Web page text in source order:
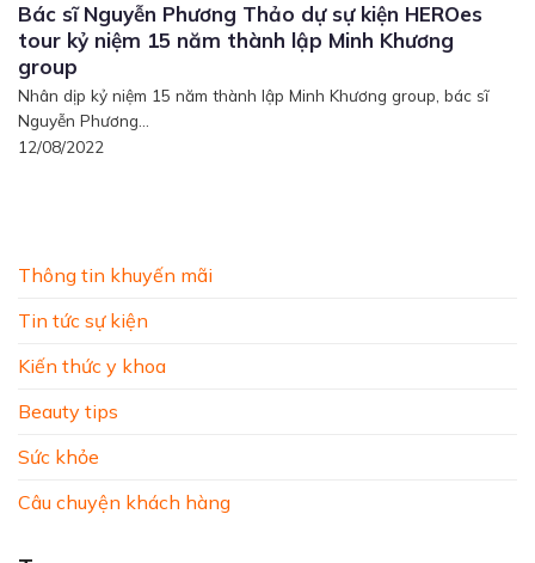
Thông tin khuyến mãi
Tin tức sự kiện
Kiến thức y khoa
Beauty tips
Sức khỏe
Câu chuyện khách hàng
Bác sĩ Nguyễn Phương Thảo dự sự kiện HEROes
tour kỷ niệm 15 năm thành lập Minh Khương
group
Nhân dịp kỷ niệm 15 năm thành lập Minh Khương group, bác sĩ
Nguyễn Phương...
12/08/2022